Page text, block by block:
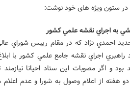
در ستون ویژه های خود نوشت:
به اجراي نقشه علمي کشور
احمدي نژاد که در مقام رييس شوراي
اجراي نقشه جامع علمي کشور با
بود و اگر مصوبات اين ستاد احيانا نيازمند
هفته از اعلام وصول به شورا و عدم اعلام